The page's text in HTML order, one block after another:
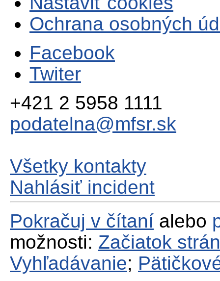
Ochrana osobných
Facebook
Twiter
+421 2 5958 1111
podatelna@mfsr.sk
Všetky kontakty
Nahlásiť incident
Pokračuj v čítaní alebo
možnosti: Začiatok
Vyhľadávanie;